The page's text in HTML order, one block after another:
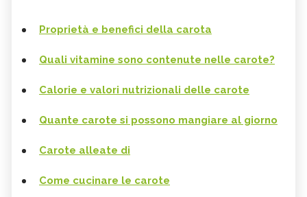
Proprietà e benefici della carota
Quali vitamine sono contenute nelle carote?
Calorie e valori nutrizionali delle carote
Quante carote si possono mangiare al giorno
Carote alleate di
Come cucinare le carote